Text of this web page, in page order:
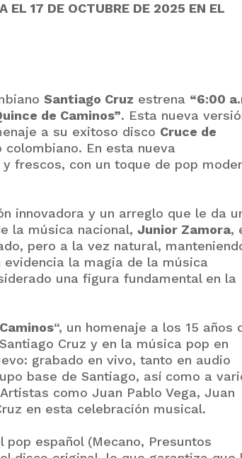
EL 17 DE OCTUBRE DE 2025 EN EL
Santiago Cruz estrena “6:00
de Caminos”. Esta nueva
a su exitoso disco Cruce de
En esta nueva
frescos, con un toque de pop
innovadora y un arreglo que le da
la música nacional,Junior Zamora,
pero a la vez natural,
la magia de la música
una figura fundamental en la
“, un homenaje a los 15 años
Cruz y en la música pop en
grabado en vivo, tanto en audio
base de Santiago, así como a
como Juan Pablo Vega, Juan
en esta celebración musical.
español (Mecano, Presuntos